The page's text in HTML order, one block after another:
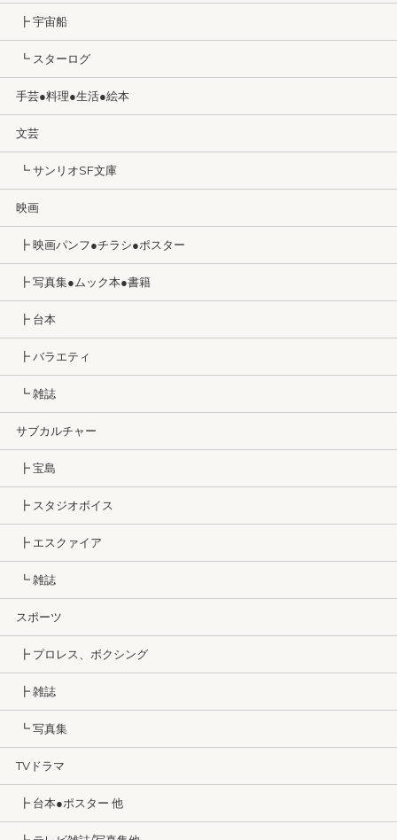
┣ 宇宙船
┗ スターログ
手芸●料理●生活●絵本
文芸
┗ サンリオSF文庫
映画
┣ 映画パンフ●チラシ●ポスター
┣ 写真集●ムック本●書籍
┣ 台本
┣ バラエティ
┗ 雑誌
サブカルチャー
┣ 宝島
┣ スタジオボイス
┣ エスクァイア
┗ 雑誌
スポーツ
┣ プロレス、ボクシング
┣ 雑誌
┗ 写真集
TVドラマ
┣ 台本●ポスター 他